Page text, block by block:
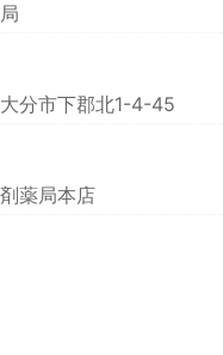
分市下郡北1-4-45
薬局本店